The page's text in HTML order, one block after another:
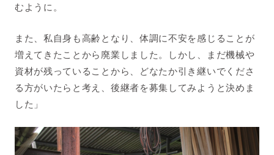
むように。
また、私自身も高齢となり、体調に不安を感じることが
増えてきたことから廃業しました。しかし、まだ機械や
資材が残っていることから、どなたか引き継いでくださ
る方がいたらと考え、後継者を募集してみようと決めま
した」